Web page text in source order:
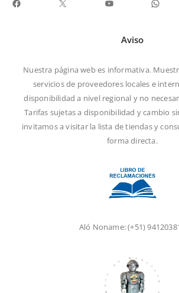
Aviso
Nuestra página web es informativa.
servicios de proveedores locales e
disponibilidad a nivel regional y no
Tarifas sujetas a disponibilidad y cambio
invitamos a visitar la lista de tiendasy
forma directa.
Aló Noname:(+51)